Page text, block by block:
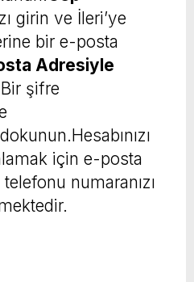
girin ve İleri’ye
bir e-posta
Adresiyle
şifre
dokunun.Hesabınızı
için e-posta
numaranızı